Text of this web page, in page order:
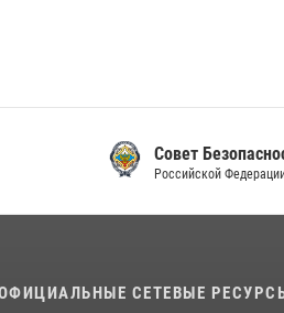
Совет
Российской Федерации
СЕТЕВЫЕ